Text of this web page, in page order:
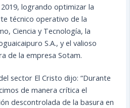
logrando optimizar la
técnico operativo de la
Ciencia y Tecnología, la
S.A., y el valioso
de la empresa Sotam.
sector El Cristo dijo: “Durante
de manera crítica el
descontrolada de la basura en